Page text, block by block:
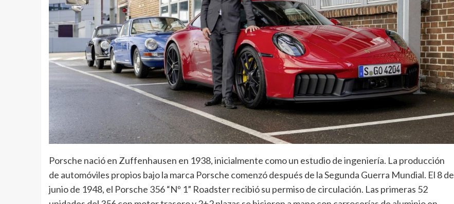
Porsche nació en Zuffenhausen en 1938, inicialmente como un estudio de ingeniería. La producción
de automóviles propios bajo la marca Porsche comenzó después de la Segunda Guerra Mundial. El 8 de
junio de 1948, el Porsche 356 “Nº 1” Roadster recibió su permiso de circulación. Las primeras 52